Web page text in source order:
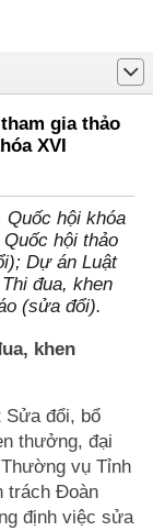
gia thảo
XVI
hội khóa
hội thảo
Dự án Luật
đua, khen
(sửa đổi).
khen
Sửa đổi, bổ
thưởng, đại
vụ Tỉnh
trách Đoàn
định việc sửa